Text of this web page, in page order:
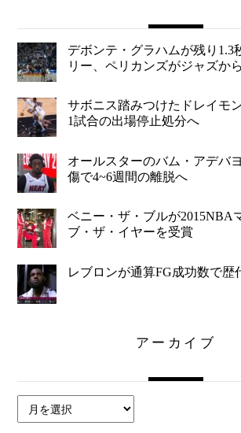
デボンテ・グラハムが残り1.3
リー、ペリカンズがジャズか
サボニス踏みつけたドレイモ
1試合の出場停止処分へ
オールスターのバム・アデバ
傷で4~6週間の離脱へ
ベニー・ザ・ブルが2015NBA
ブ・ザ・イヤーを受賞
レブロンが通算FG成功数で歴
アーカイブ
ー